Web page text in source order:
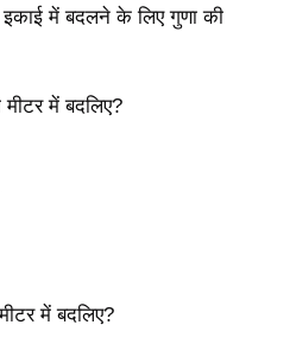
इकाई में बदलने के लिए गुणा की
में बदलिए?
में बदलिए?